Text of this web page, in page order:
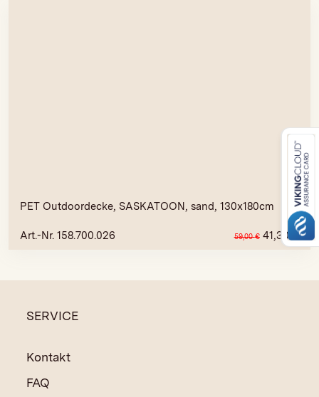
PET Outdoordecke, SASKATOON, sand, 130x180cm
Art.-Nr. 158.700.026 59,00€ 41,30 €
SERVICE
Kontakt
FAQ